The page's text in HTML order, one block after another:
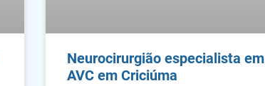
Neurocirurgião especialista em
AVC em Criciúma